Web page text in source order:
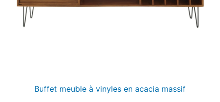
Buffet meuble à vinyles en acacia massif